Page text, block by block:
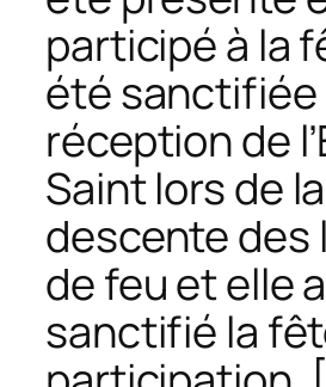
participé à la
été sanctifiée
réception de
Saint lors de la
descente des
de feu et elle a
sanctifié la